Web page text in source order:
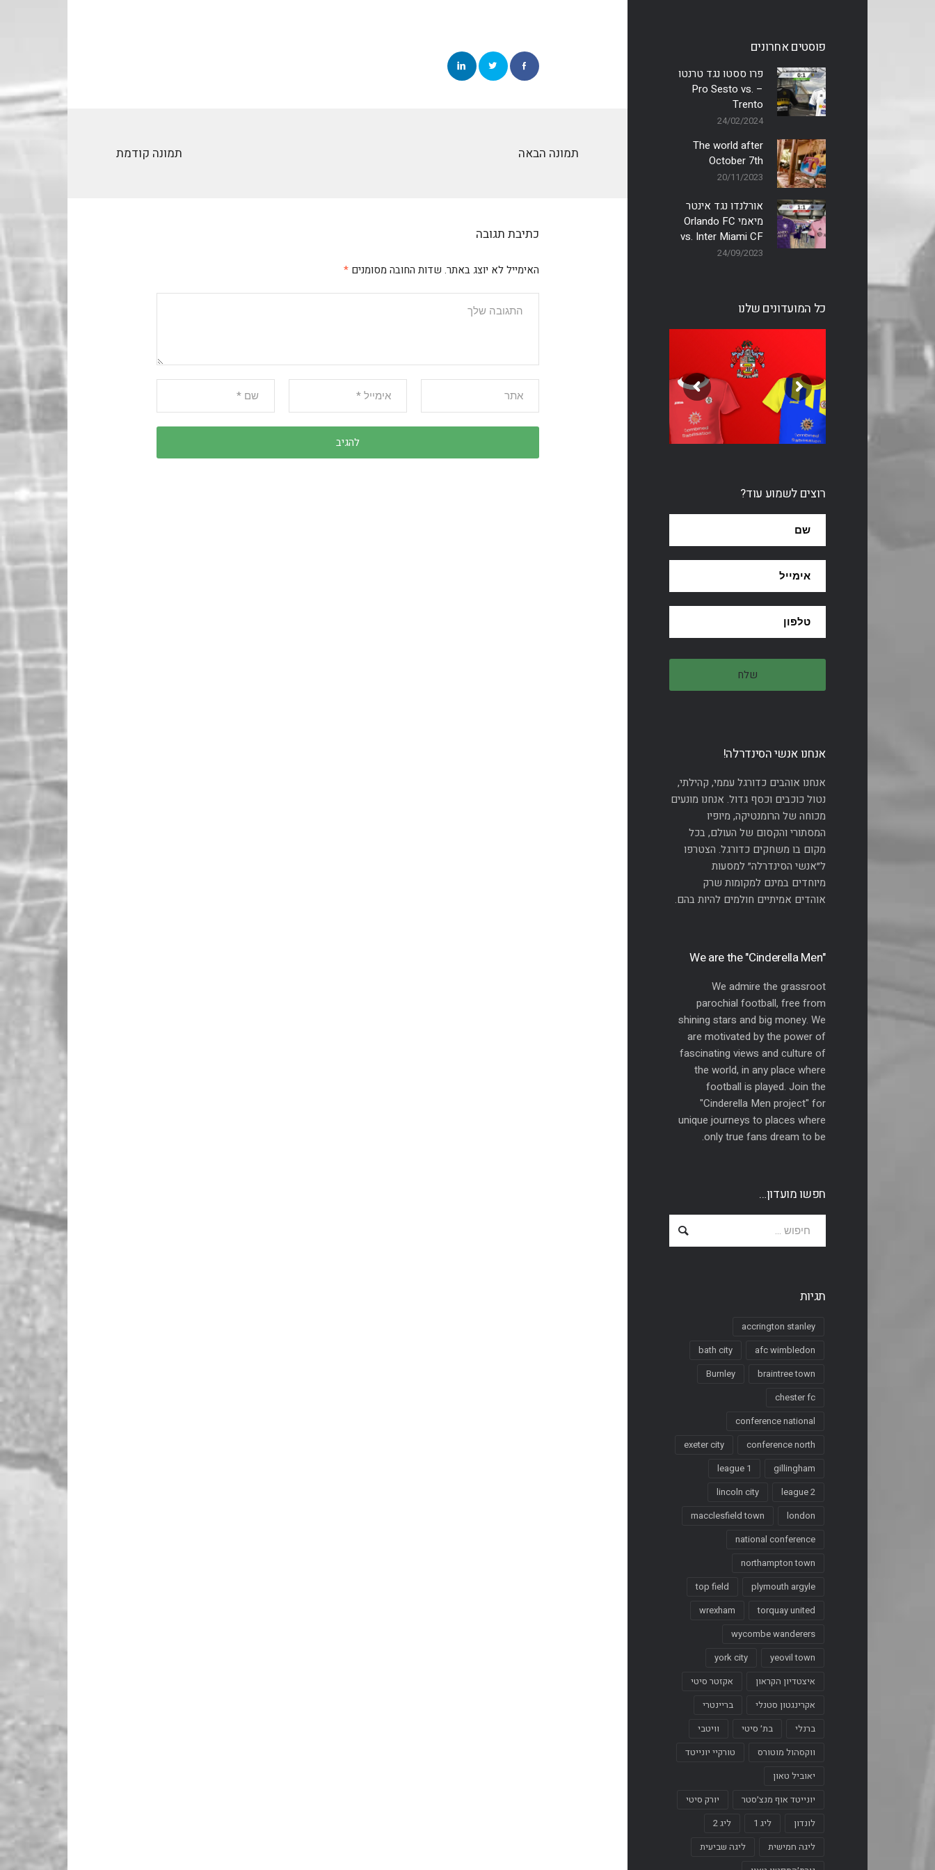
פוסטים אחרונים
פרו ססטו נגד טרנטו
– Pro Sesto vs.
Trento
24/02/2024
The world after
October 7th
20/11/2023
אורלנדו נגד אינטר
מיאמי Orlando FC
vs. Inter Miami CF
24/09/2023
כל המועדונים שלנו
רוצים לשמוע עוד?
אנחנו אנשי הסינדרלה!
אנחנו אוהבים כדורגל עממי, קהילתי,
נטול כוכבים וכסף גדול. אנחנו מונעים
מכוחה של הרומנטיקה, מיופיו
המסתורי והקסום של העולם, בכל
מקום בו משחקים כדורגל. הצטרפו
ל״אנשי הסינדרלה״ למסעות
מיוחדים במינם למקומות שרק
אוהדים אמיתיים חולמים להיות בהם.
"We are the "Cinderella Men
We admire the grassroot
parochial football, free from
shining stars and big money. We
are motivated by the power of
fascinating views and culture of
the world, in any place where
football is played. Join the
"Cinderella Men project" for
unique journeys to places where
only true fans dream to be.
חפשו מועדון…
תגיות
accrington stanley
afc wimbledon
bath city
braintree town
Burnley
chester fc
conference national
conference north
exeter city
gillingham
league 1
league 2
lincoln city
london
macclesfield town
national conference
northampton town
plymouth argyle
top field
torquay united
wrexham
wycombe wanderers
yeovil town
york city
איצטדיון הקראון
אקזטר סיטי
אקרינגטון סטנלי
בריינטרי
ברנלי
בת׳ סיטי
וויטבי
ווקסהול מוטורס
טורקיי יונייטד
יאוביל טאון
יונייטד אוף מנצ׳סטר
יורק סיטי
לונדון
ליג 1
ליג 2
ליגה חמישית
ליגה שביעית
תמונה קודמת תמונה הבאה
כתיבת תגובה
האימייל לא יוצג באתר. שדות החובה מסומנים*